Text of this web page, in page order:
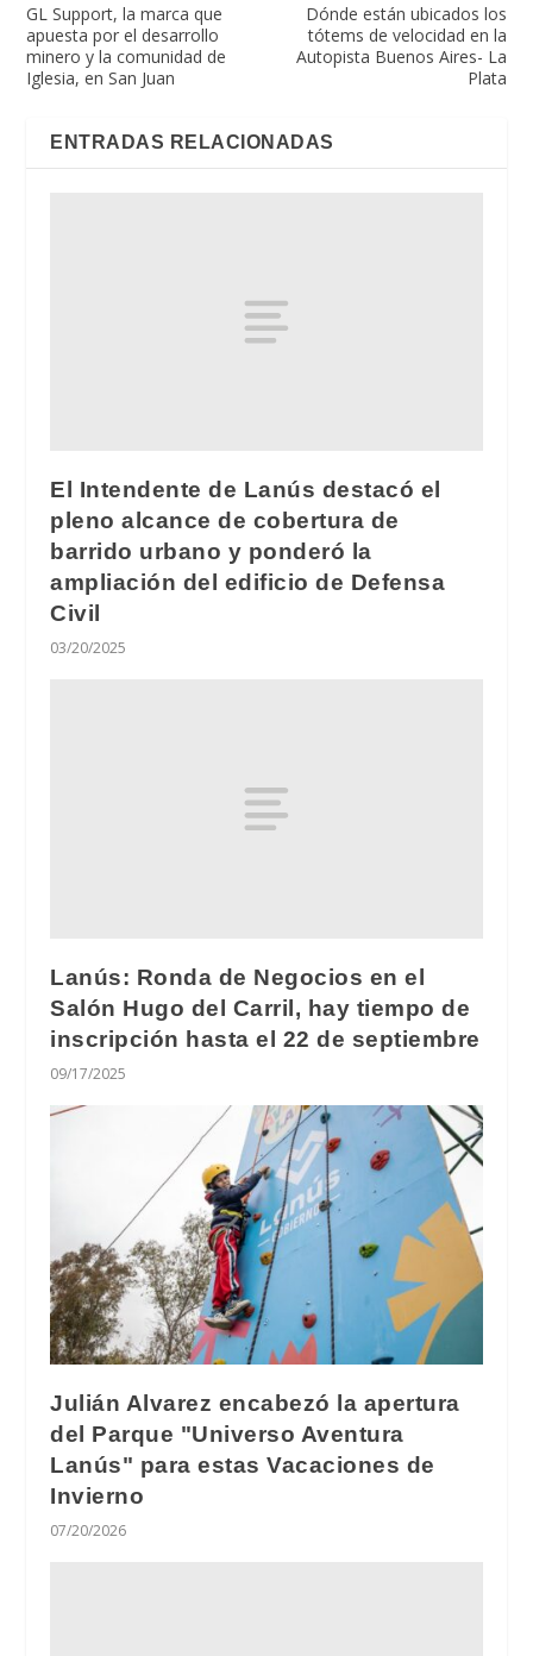
GL Support, la marca que
apuesta por el desarrollo
minero y la comunidad de
Iglesia, en San Juan
Dónde están ubicados los
tótems de velocidad en la
Autopista Buenos Aires- La
Plata
ENTRADAS RELACIONADAS
El Intendente de Lanús destacó el
pleno alcance de cobertura de
barrido urbano y ponderó la
ampliación del edificio de Defensa
Civil
03/20/2025
Lanús: Ronda de Negocios en el
Salón Hugo del Carril, hay tiempo de
inscripción hasta el 22 de septiembre
09/17/2025
Julián Alvarez encabezó la apertura
del Parque "Universo Aventura
Lanús" para estas Vacaciones de
Invierno
07/20/2026